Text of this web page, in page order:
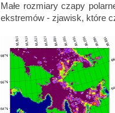
Małe rozmiary czapy
ekstremów - zjawisk, które